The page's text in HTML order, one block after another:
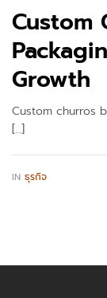
Custom
Growth
Custom churros
[…]
IN ธุรกิจ